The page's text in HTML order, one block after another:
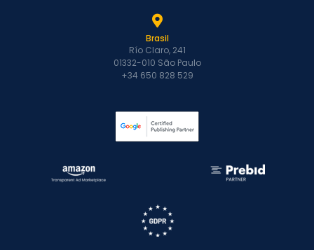
Brasil
Río Claro, 241
01332-010 São Paulo
+34 650 828 529